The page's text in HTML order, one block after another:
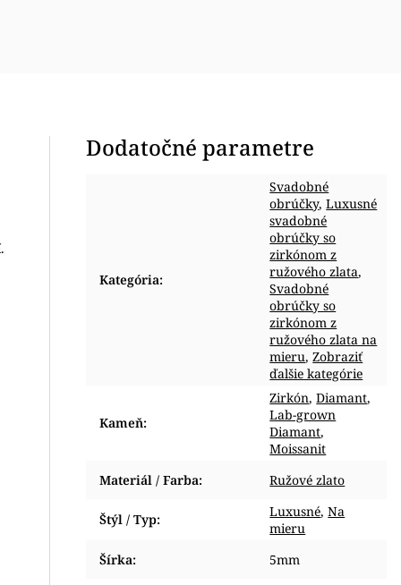
Dodatočné parametre
Kategória:
Svadobné
obrúčky,Luxusné
svadobné
obrúčky so
zirkónom z
ružového zlata,
Svadobné
obrúčky so
zirkónom z
ružového zlata na
mieru,Zobraziť
ďalšie kategórie
Kameň:
Zirkón,Diamant,
Lab-grown
Diamant,
Moissanit
Materiál / Farba: Ružové zlato
Štýl / Typ: Luxusné,Na
mieru
Šírka: 5mm